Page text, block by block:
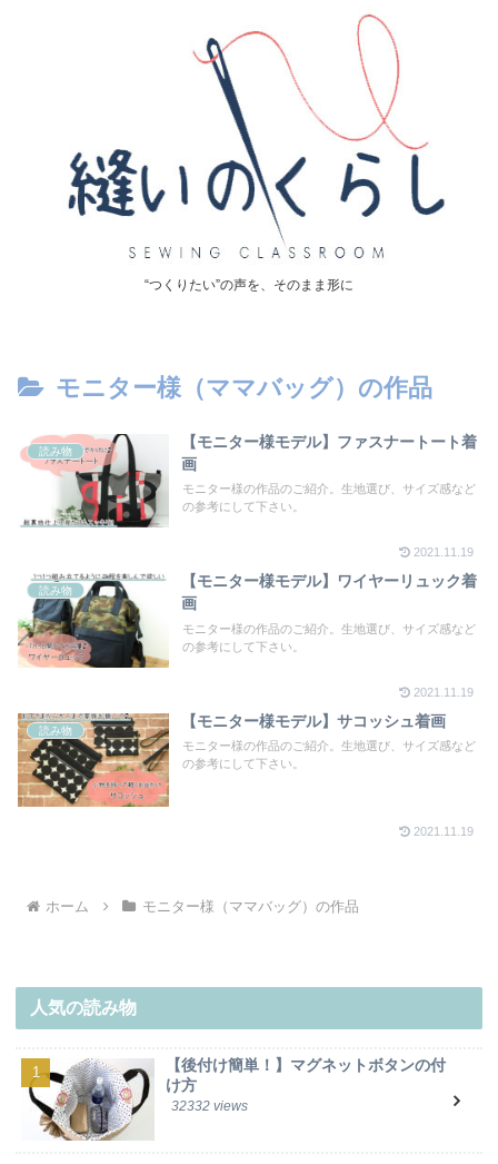
“つくりたい”の声を、そのまま形に
モニター様（ママバッグ）の作品
読み物
【モニター様モデル】ファスナートート着
画
モニター様の作品のご紹介。生地選び、サイズ感など
の参考にして下さい。
2021.11.19
読み物
【モニター様モデル】ワイヤーリュック着
画
モニター様の作品のご紹介。生地選び、サイズ感など
の参考にして下さい。
2021.11.19
読み物
【モニター様モデル】サコッシュ着画
モニター様の作品のご紹介。生地選び、サイズ感など
の参考にして下さい。
2021.11.19
ホーム モニター様（ママバッグ）の作品
人気の読み物
【後付け簡単！】マグネットボタンの付
け方
32332 views